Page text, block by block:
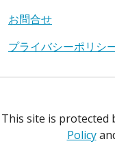
お問合せ
プライバシーポリシ
This site is protected
Policy